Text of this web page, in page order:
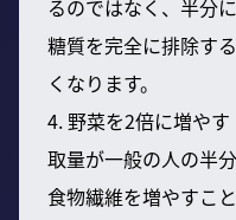
るのではなく、半分
糖質を完全に排除す
くなります。
4. 野菜を2倍に増や
取量が一般の人の半
食物繊維を増やすこ